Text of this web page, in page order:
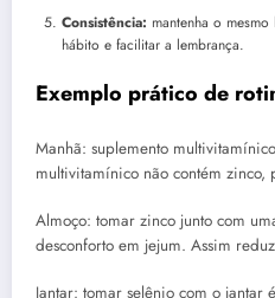
Consistência: mantenha o
hábito e facilitar a lembrança.
Exemplo prático de
Manhã: suplemento
multivitamínico não contém zinco,
Almoço: tomar zinco junto com
desconforto em jejum. Assim
Jantar: tomar selênio com o jantar